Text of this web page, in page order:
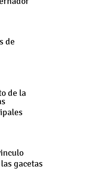
de
de la
gacetas